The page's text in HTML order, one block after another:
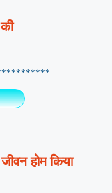
जीवन होम किया